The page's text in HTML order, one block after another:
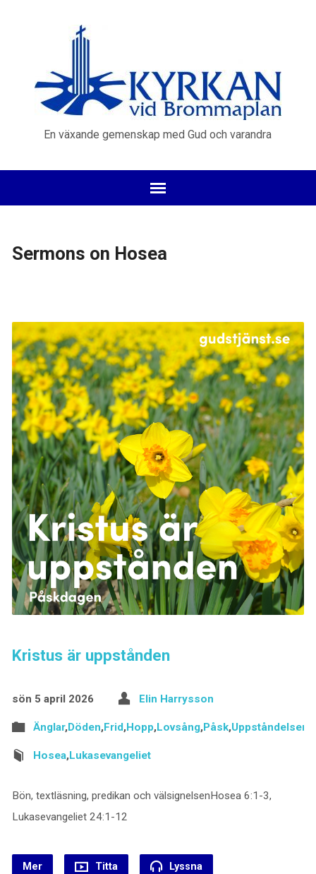
En växande gemenskap med Gud och varandra
Sermons on Hosea
Kristus är uppstånden
sön 5 april 2026 Elin Harrysson
Änglar,Döden,Frid,Hopp,Lovsång,Påsk,Uppståndelsen
Hosea,Lukasevangeliet
Bön, textläsning, predikan och välsignelsenHosea 6:1-3,
Lukasevangeliet 24:1-12
Mer Titta Lyssna